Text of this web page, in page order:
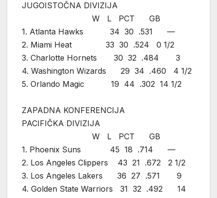
JUGOISTOČNA DIVIZIJA
W L PCT GB
1. Atlanta Hawks 34 30 .531 —
2. Miami Heat 33 30 .524 0 1/2
3. Charlotte Hornets 30 32 .484 3
4. Washington Wizards 29 34 .460 4 1/2
5. Orlando Magic 19 44 .302 14 1/2
ZAPADNA KONFERENCIJA
PACIFIČKA DIVIZIJA
W L PCT GB
1. Phoenix Suns 45 18 .714 —
2. Los Angeles Clippers 43 21 .672 2 1/2
3. Los Angeles Lakers 36 27 .571 9
4. Golden State Warriors 31 32 .492 14